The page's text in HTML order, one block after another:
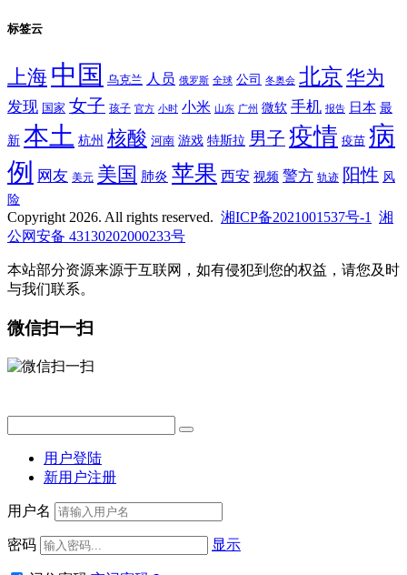
标签云
上海 中国 乌克兰 人员 俄罗斯 全球 公司 冬奥会 北京 华为
发现 国家 女子 孩子 官方 小时 小米 山东 广州 微软 手机 报告 日本 最
新 本土 杭州 核酸 河南 游戏 特斯拉 男子 疫情 疫苗 病
例
网友 美元 美国 肺炎 苹果 西安 视频 警方 轨迹 阳性 风
险
Copyright 2026. All rights reserved. 湘ICP备2021001537号-1 湘
公网安备 43130202000233号
本站部分资源来源于互联网，如有侵犯到您的权益，请您及时
与我们联系。
微信扫一扫
用户登陆
新用户注册
用户名
密码 显示